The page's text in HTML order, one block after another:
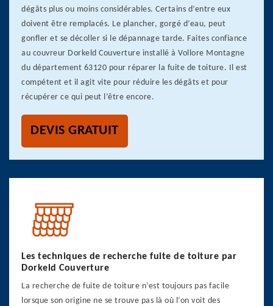
dégâts plus ou moins considérables. Certains d’entre eux
doivent être remplacés. Le plancher, gorgé d’eau, peut
gonfler et se décoller si le dépannage tarde. Faites confiance
au couvreur Dorkeld Couverture installé à Vollore Montagne
du département 63120 pour réparer la fuite de toiture. Il est
compétent et il agit vite pour réduire les dégâts et pour
récupérer ce qui peut l’être encore.
DEVIS GRATUIT
Les techniques de recherche fuite de toiture par
Dorkeld Couverture
La recherche de fuite de toiture n’est toujours pas facile
lorsque son origine ne se trouve pas là où l’on voit des